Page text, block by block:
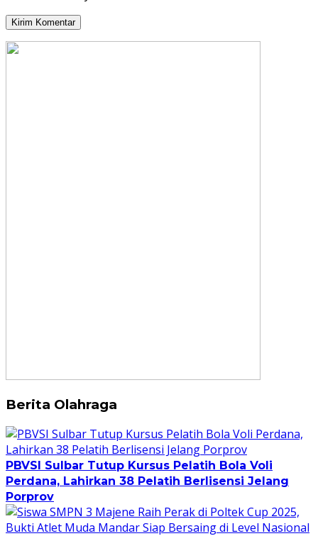
Berita Olahraga
PBVSI Sulbar Tutup Kursus Pelatih Bola Voli
Perdana, Lahirkan 38 Pelatih Berlisensi Jelang
Porprov